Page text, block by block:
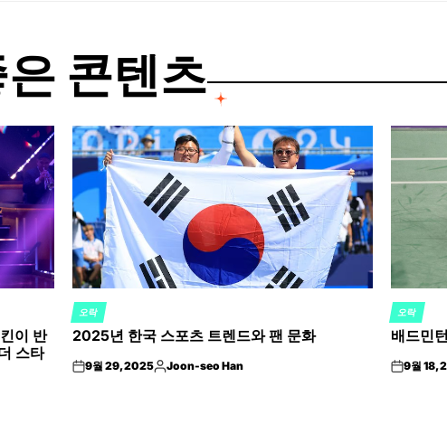
콘텐츠
이 반
스타
POSTED
IN
오락
2025년 한국 스포츠 트렌드와 팬 문화
on9월 29, 2025Posted
Joon-seo Han
POSTED
IN
오락
배드민
on9월 18,